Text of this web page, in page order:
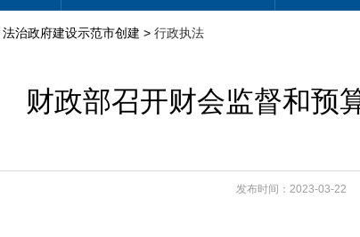
法治政府建设示范市创建 > 行政执法
财政部召开财会监督和预
发布时间：2023-03-22